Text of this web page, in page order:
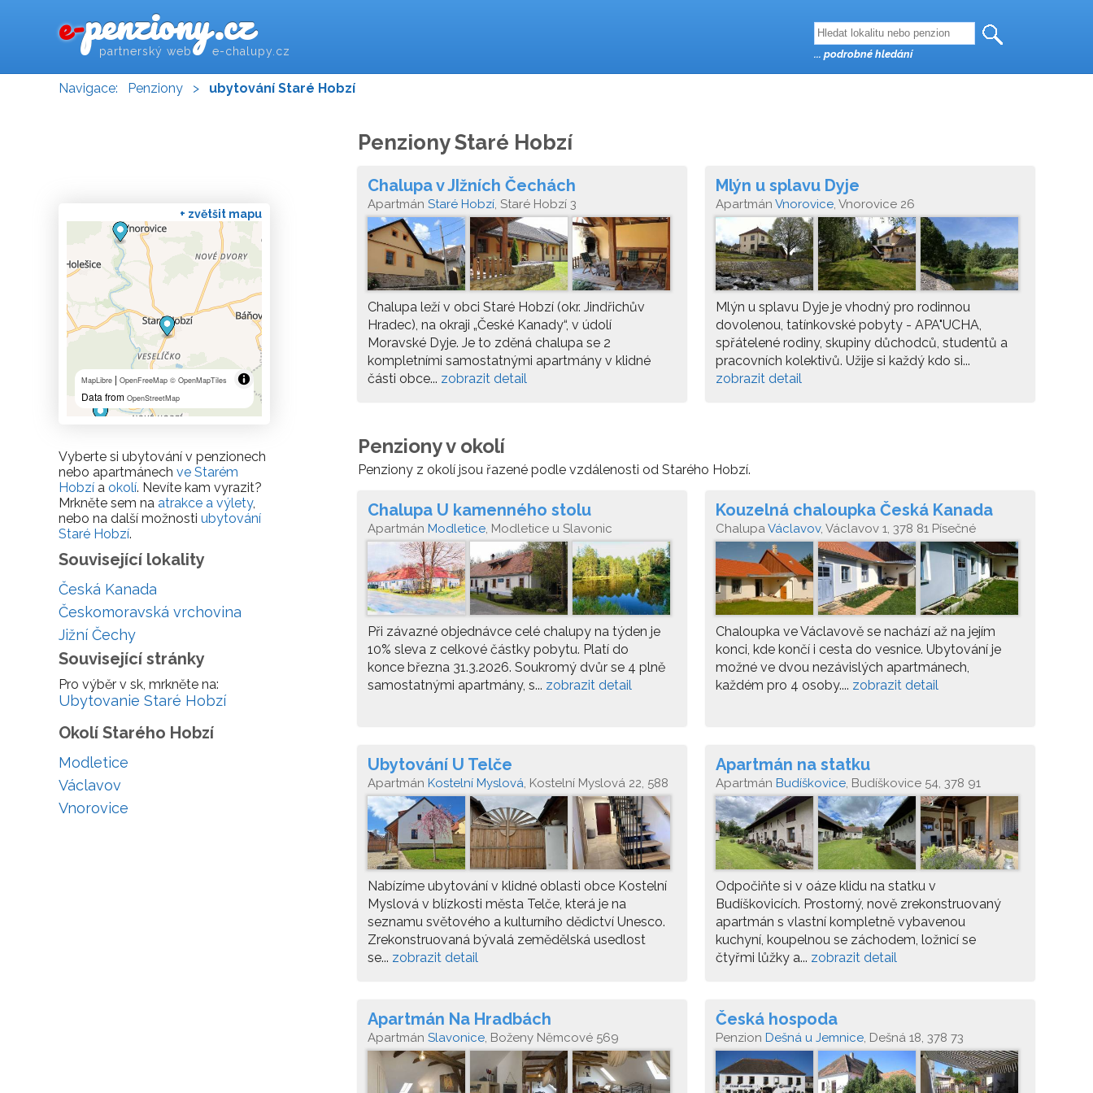
e-penziony.cz
partnerský web e-chalupy.cz
Navigace: Penziony > ubytování Staré Hobzí
Penziony Staré Hobzí
Chalupa v JIžních Čechách
Apartmán Staré Hobzí, Staré Hobzí 3
Chalupa leží v obci Staré Hobzí (okr. Jindřichův
Hradec), na okraji „České Kanady“, v údolí
Moravské Dyje. Je to zděná chalupa se 2
kompletními samostatnými apartmány v klidné
části obce... zobrazit detail
Mlýn u splavu Dyje
Apartmán Vnorovice, Vnorovice 26
Mlýn u splavu Dyje je vhodný pro rodinnou
dovolenou, tatínkovské pobyty - APA"UCHA,
spřátelené rodiny, skupiny důchodců, studentů a
pracovních kolektivů. Užije si každý kdo si...
zobrazit detail
Penziony v okolí
Penziony z okolí jsou řazené podle vzdálenosti od Starého Hobzí.
Chalupa U kamenného stolu
Apartmán Modletice, Modletice u Slavonic
Při závazné objednávce celé chalupy na týden je
10% sleva z celkové částky pobytu. Platí do
konce března 31.3.2026. Soukromý dvůr se 4 plně
samostatnými apartmány, s... zobrazit detail
Kouzelná chaloupka Česká Kanada
ChalupaVáclavov, Václavov 1, 378 81 Písečné
Chaloupka ve Václavově se nachází až na jejím
konci, kde končí i cesta do vesnice. Ubytování je
možné ve dvou nezávislých apartmánech,
každém pro 4 osoby.... zobrazit detail
Ubytování U Telče
Apartmán Kostelní Myslová, Kostelní Myslová 22, 588
56
Nabízíme ubytování v klidné oblasti obce Kostelní
Myslová v blízkosti města Telče, která je na
seznamu světového a kulturního dědictví Unesco.
Zrekonstruovaná bývalá zemědělská usedlost
se... zobrazit detail
Apartmán na statku
Apartmán Budíškovice, Budíškovice 54, 378 91
Odpočiňte si v oáze klidu na statku v
Budíškovicích. Prostorný, nově zrekonstruovaný
apartmán s vlastní kompletně vybavenou
kuchyní, koupelnou se záchodem, ložnicí se
čtyřmi lůžky a... zobrazit detail
Apartmán Na Hradbách
Apartmán Slavonice, Boženy Němcové 569
Česká hospoda
Penzion Dešná u Jemnice, Dešná 18, 378 73
+ zvětšit mapu
MapLibre | OpenFreeMap © OpenMapTiles
Data from OpenStreetMap
Vyberte si ubytování v penzionech
nebo apartmánech ve Starém
Hobzí a okolí. Nevíte kam vyrazit?
Mrkněte sem na atrakce a výlety,
nebo na další možnosti ubytování
Staré Hobzí.
Související lokality
Česká Kanada
Českomoravská vrchovina
Jižní Čechy
Související stránky
Pro výběr v sk, mrkněte na:
Ubytovanie Staré Hobzí
Okolí Starého Hobzí
Modletice
Václavov
Vnorovice
... podrobné hledání